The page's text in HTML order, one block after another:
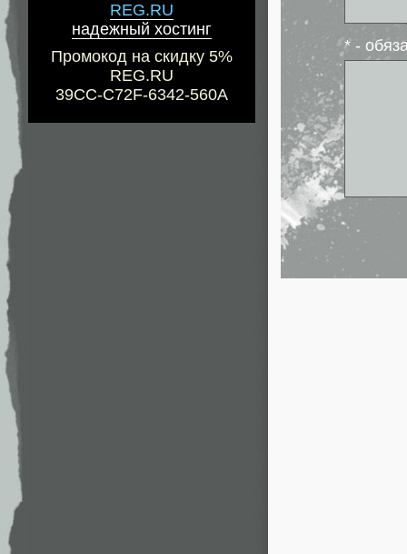
REG.RU
надежный хостинг
Промокод на скидку 5%
REG.RU
39CC-C72F-6342-560A
* -